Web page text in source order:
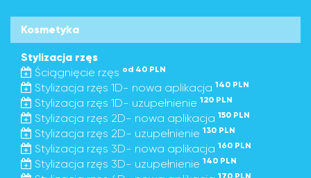
Kosmetyka
Stylizacja rzęs
Ściągnięcie rzęs od 40 PLN
Stylizacja rzęs 1D- nowa aplikacja 140 PLN
Stylizacja rzęs 1D- uzupełnienie 120 PLN
Stylizacja rzęs 2D- nowa aplikacja 150 PLN
Stylizacja rzęs 2D- uzupełnienie 130 PLN
Stylizacja rzęs 3D- nowa aplikacja 160 PLN
Stylizacja rzęs 3D- uzupełnienie 140 PLN
170 PLN